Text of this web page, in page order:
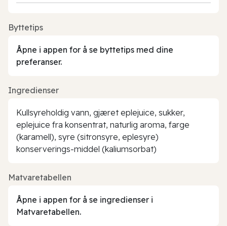
Byttetips
Åpne i appen for å se byttetips med dine
preferanser.
Ingredienser
Kullsyreholdig vann, gjæret eplejuice, sukker,
eplejuice fra konsentrat, naturlig aroma, farge
(karamell), syre (sitronsyre, eplesyre)
konserverings-middel (kaliumsorbat)
Matvaretabellen
Åpne i appen for å se ingredienser i
Matvaretabellen.